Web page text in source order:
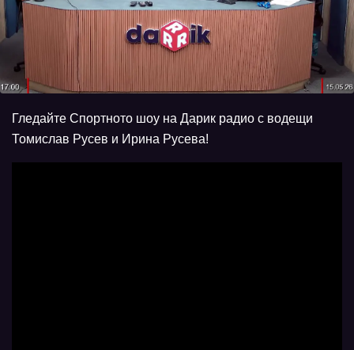
Гледайте Спортното шоу на Дарик радио с водещи
Томислав Русев и Ирина Русева!